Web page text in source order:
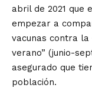
abril de 2021 que
empezar a
vacunas contra la
verano” (junio-
asegurado que
población.